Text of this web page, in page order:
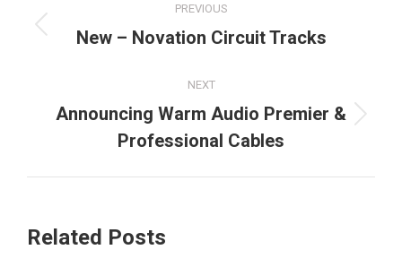
navigation
PREVIOUS
Previous
New – Novation Circuit Tracks
NEXT
Next
post:
Announcing Warm Audio Premier &
Professional Cables
Related Posts